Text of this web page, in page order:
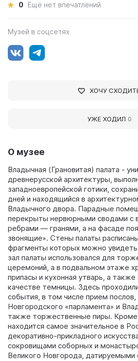
О музее
Владычная (Грановитая) палата -
древнерусской архитектуры,
западноевропейской готики,
дней и находящийся в
Владычного двора. Парадные
перекрыты нервюрными сводами с
ребрами — гранями, а на фасаде
звонящие». Стены палаты
фрагменты которых можно увидеть
зал палаты использовался для
церемоний, а в подвальном этаже
припасы и кухонная утварь, а также
качестве темницы. Здесь
события, в том числе прием послов,
Новгородского «парламента» и
также торжественные пиры. Кроме
находится самое значительное в
декоративно-прикладного
сокровищами соборных и
Великого Новгорода, датируемыми
0 Ещё нет впечатлений
Музей в соцсетях
ХОЧУ
УЖЕ ХОДИЛ 0